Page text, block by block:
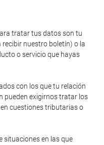
tratar tus datos son tu
nuestro boletín) o la
o servicio que hayas
con los que tu relación
pueden exigirnos tratar los
cuestiones tributarias o
situaciones en las que